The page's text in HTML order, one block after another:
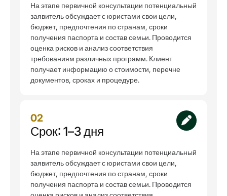
На этапе первичной консультации потенциальный
заявитель обсуждает с юристами свои цели,
бюджет, предпочтения по странам, сроки
получения паспорта и состав семьи. Проводится
оценка рисков и анализ соответствия
требованиям различных программ. Клиент
получает информацию о стоимости, перечне
документов, сроках и процедуре.
02
Срок: 1–3 дня
На этапе первичной консультации потенциальный
заявитель обсуждает с юристами свои цели,
бюджет, предпочтения по странам, сроки
получения паспорта и состав семьи. Проводится